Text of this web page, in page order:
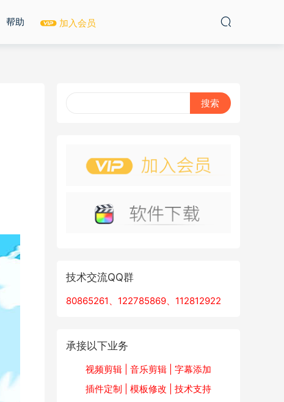
帮助 加入会员
技术交流QQ群
80865261、122785869、112812922
承接以下业务
视频剪辑 | 音乐剪辑 | 字幕添加
插件定制 | 模板修改 | 技术支持